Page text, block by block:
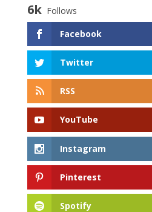
6k Follows
Facebook
Twitter
RSS
YouTube
Instagram
Pinterest
Spotify